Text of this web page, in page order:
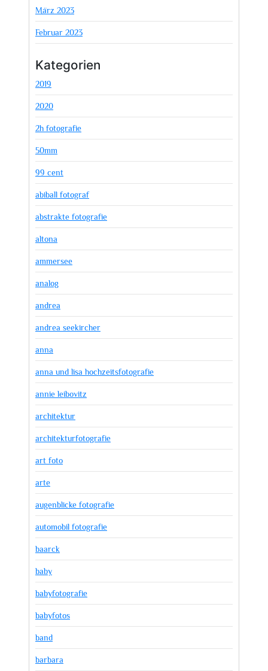
März 2023
Februar 2023
Kategorien
2019
2020
2h fotografie
50mm
99 cent
abiball fotograf
abstrakte fotografie
altona
ammersee
analog
andrea
andrea seekircher
anna
anna und lisa hochzeitsfotografie
annie leibovitz
architektur
architekturfotografie
art foto
arte
augenblicke fotografie
automobil fotografie
baarck
baby
babyfotografie
babyfotos
band
barbara